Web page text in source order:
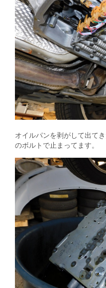
オイルパンを剥がして出て
のボルトで止まってます。